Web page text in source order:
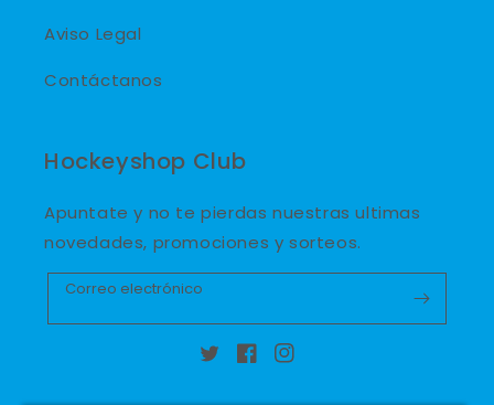
Aviso Legal
Contáctanos
Hockeyshop Club
Apuntate y no te pierdas nuestras ultimas
novedades, promociones y sorteos.
Correo electrónico
TwitterFacebookInstagram